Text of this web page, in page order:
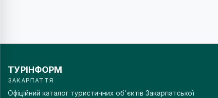
ТУРІНФОРМ
ЗАКАРПАТТЯ
Офіційний каталог туристичних об'єктів Закарпатської